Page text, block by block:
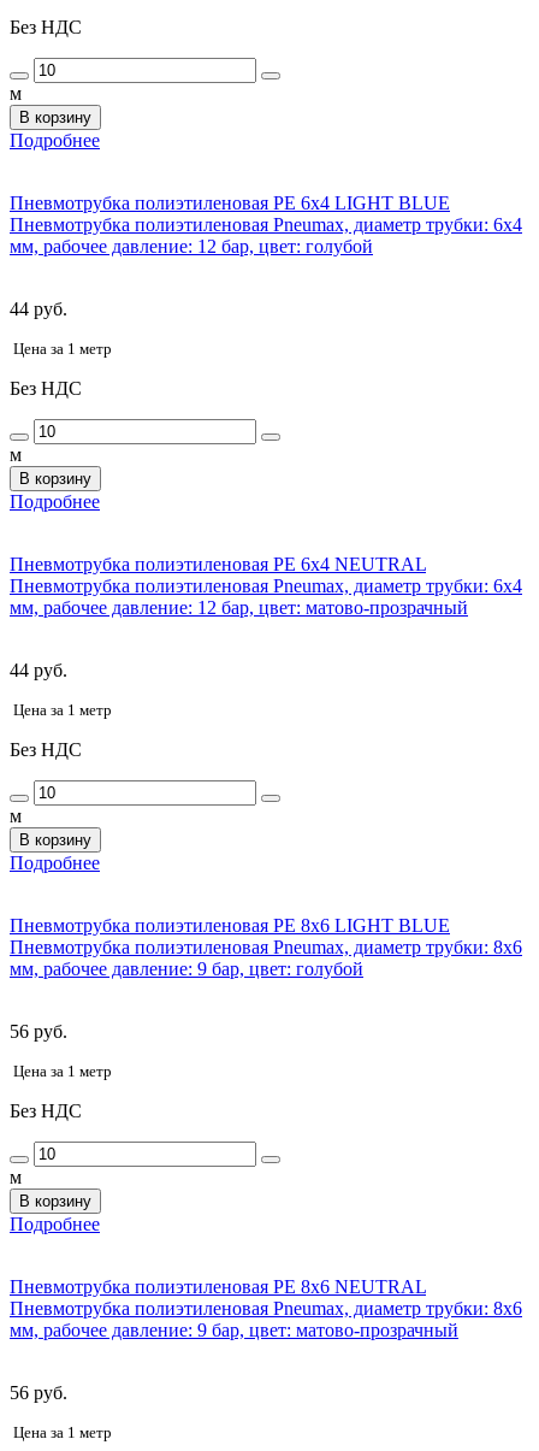
Без НДС
м
В корзину
Подробнее
Пневмотрубка полиэтиленовая PE 6x4 LIGHT BLUE
Пневмотрубка полиэтиленовая Pneumax, диаметр трубки: 6x4
мм, рабочее давление: 12 бар, цвет: голубой
44 руб.
Цена за 1 метр
Без НДС
м
В корзину
Подробнее
Пневмотрубка полиэтиленовая PE 6x4 NEUTRAL
Пневмотрубка полиэтиленовая Pneumax, диаметр трубки: 6x4
мм, рабочее давление: 12 бар, цвет: матово-прозрачный
44 руб.
Цена за 1 метр
Без НДС
м
В корзину
Подробнее
Пневмотрубка полиэтиленовая PE 8x6 LIGHT BLUE
Пневмотрубка полиэтиленовая Pneumax, диаметр трубки: 8x6
мм, рабочее давление: 9 бар, цвет: голубой
56 руб.
Цена за 1 метр
Без НДС
м
В корзину
Подробнее
Пневмотрубка полиэтиленовая PE 8x6 NEUTRAL
Пневмотрубка полиэтиленовая Pneumax, диаметр трубки: 8x6
мм, рабочее давление: 9 бар, цвет: матово-прозрачный
56 руб.
Цена за 1 метр